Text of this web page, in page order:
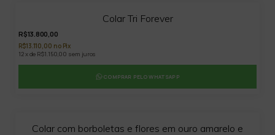
Colar Tri Forever
R$13.800,00
R$13.110,00 no Pix
12 x de R$1.150,00 sem juros
COMPRAR PELO WHATSAPP
Colar com borboletas e flores em ouro amarelo e